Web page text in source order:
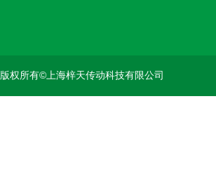
版权所有©上海梓天传动科技有限公司